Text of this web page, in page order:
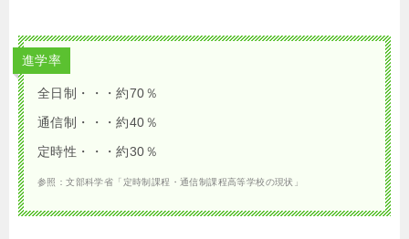
進学率
全日制・・・約70％
通信制・・・約40％
定時性・・・約30％
参照：文部科学省「定時制課程・通信制課程高等学校の現状」